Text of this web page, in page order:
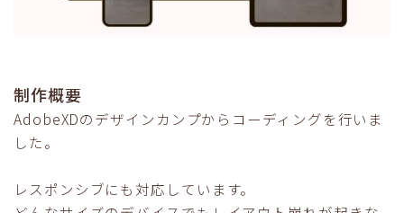
制作概要
AdobeXDのデザインカンプからコーディングを行いま
した。
レスポンシブにも対応しています。